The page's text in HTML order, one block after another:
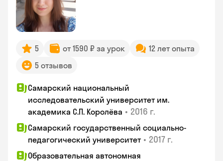
5 от 1590 ₽ за урок
12 лет опыта
5 отзывов
Самарский национальный
исследовательский университет им.
академика С.П. Королёва • 2016 г.
Самарский государственный социально-
педагогический университет • 2017 г.
Образовательная автономная